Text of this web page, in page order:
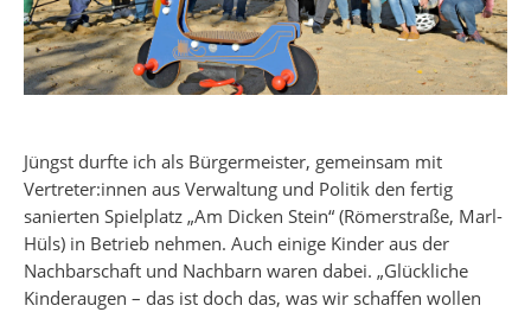
Jüngst durfte ich als Bürgermeister, gemeinsam mit
Vertreter:innen aus Verwaltung und Politik den fertig
sanierten Spielplatz „Am Dicken Stein“ (Römerstraße, Marl-
Hüls) in Betrieb nehmen. Auch einige Kinder aus der
Nachbarschaft und Nachbarn waren dabei. „Glückliche
Kinderaugen – das ist doch das, was wir schaffen wollen